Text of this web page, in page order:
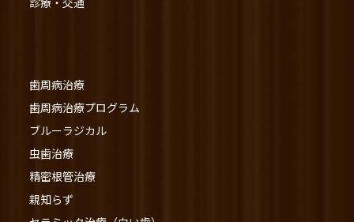
歯周病治療
歯周病治療プログラム
ブルーラジカル
虫歯治療
精密根管治療
親知らず